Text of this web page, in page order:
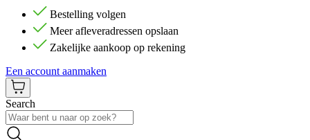
Bestelling volgen
Meer afleveradressen opslaan
Zakelijke aankoop op rekening
Een account aanmaken
Search